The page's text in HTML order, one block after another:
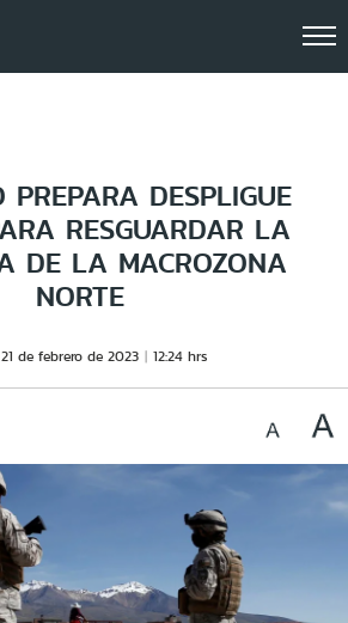
PREPARA DESPLIGUE
RESGUARDAR LA
DE LA MACROZONA
NORTE
de febrero de 2023 12:24 hrs